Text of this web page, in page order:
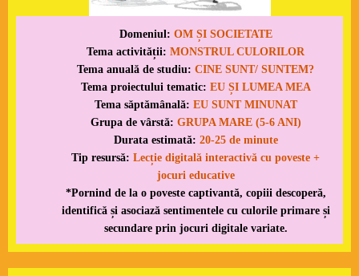
Domeniul: OM ȘI SOCIETATE
Tema activității: MONSTRUL CULORILOR
Tema anuală de studiu: CINE SUNT/ SUNTEM?
Tema proiectului tematic: EU ȘI LUMEA MEA
Tema săptămânală: EU SUNT MINUNAT
Grupa de vârstă: GRUPA MARE (5-6 ANI)
Durata estimată: 20-25 de minute
Tip resursă: Lecție digitală interactivă cu poveste +
jocuri educative
*Pornind de la o poveste captivantă, copiii descoperă,
identifică și asociază sentimentele cu culorile primare și
secundare prin jocuri digitale variate.